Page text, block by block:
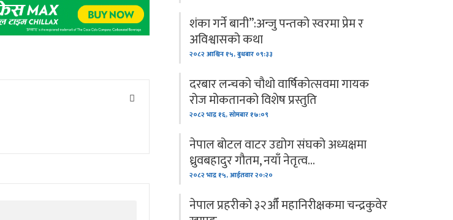
शंका गर्ने बानी”:अन्जु पन्तको स्वरमा प्रेम र
अविश्वासको कथा
२०८२ आश्विन १५, बुधबार ०९:३३
दरबार लन्चको चौथो वार्षिकोत्सवमा गायक
रोज मोकतानको विशेष प्रस्तुति
२०८२ भाद्र १६, सोमबार १७:०९
नेपाल बोटल वाटर उद्योग संघको अध्यक्षमा
ध्रुवबहादुर गौतम, नयाँ नेतृत्व…
२०८२ भाद्र १५, आईतवार २०:२०
नेपाल प्रहरीको ३२औँ महानिरीक्षकमा चन्द्रकुवेर